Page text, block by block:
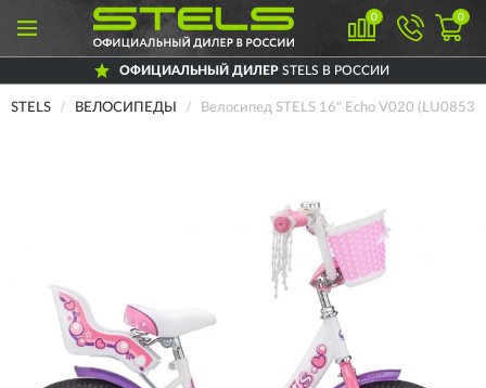
0 0
ОФИЦИАЛЬНЫЙ ДИЛЕР STELS В РОССИИ
STELS ВЕЛОСИПЕДЫ Велосипед STELS 16" Echo V020